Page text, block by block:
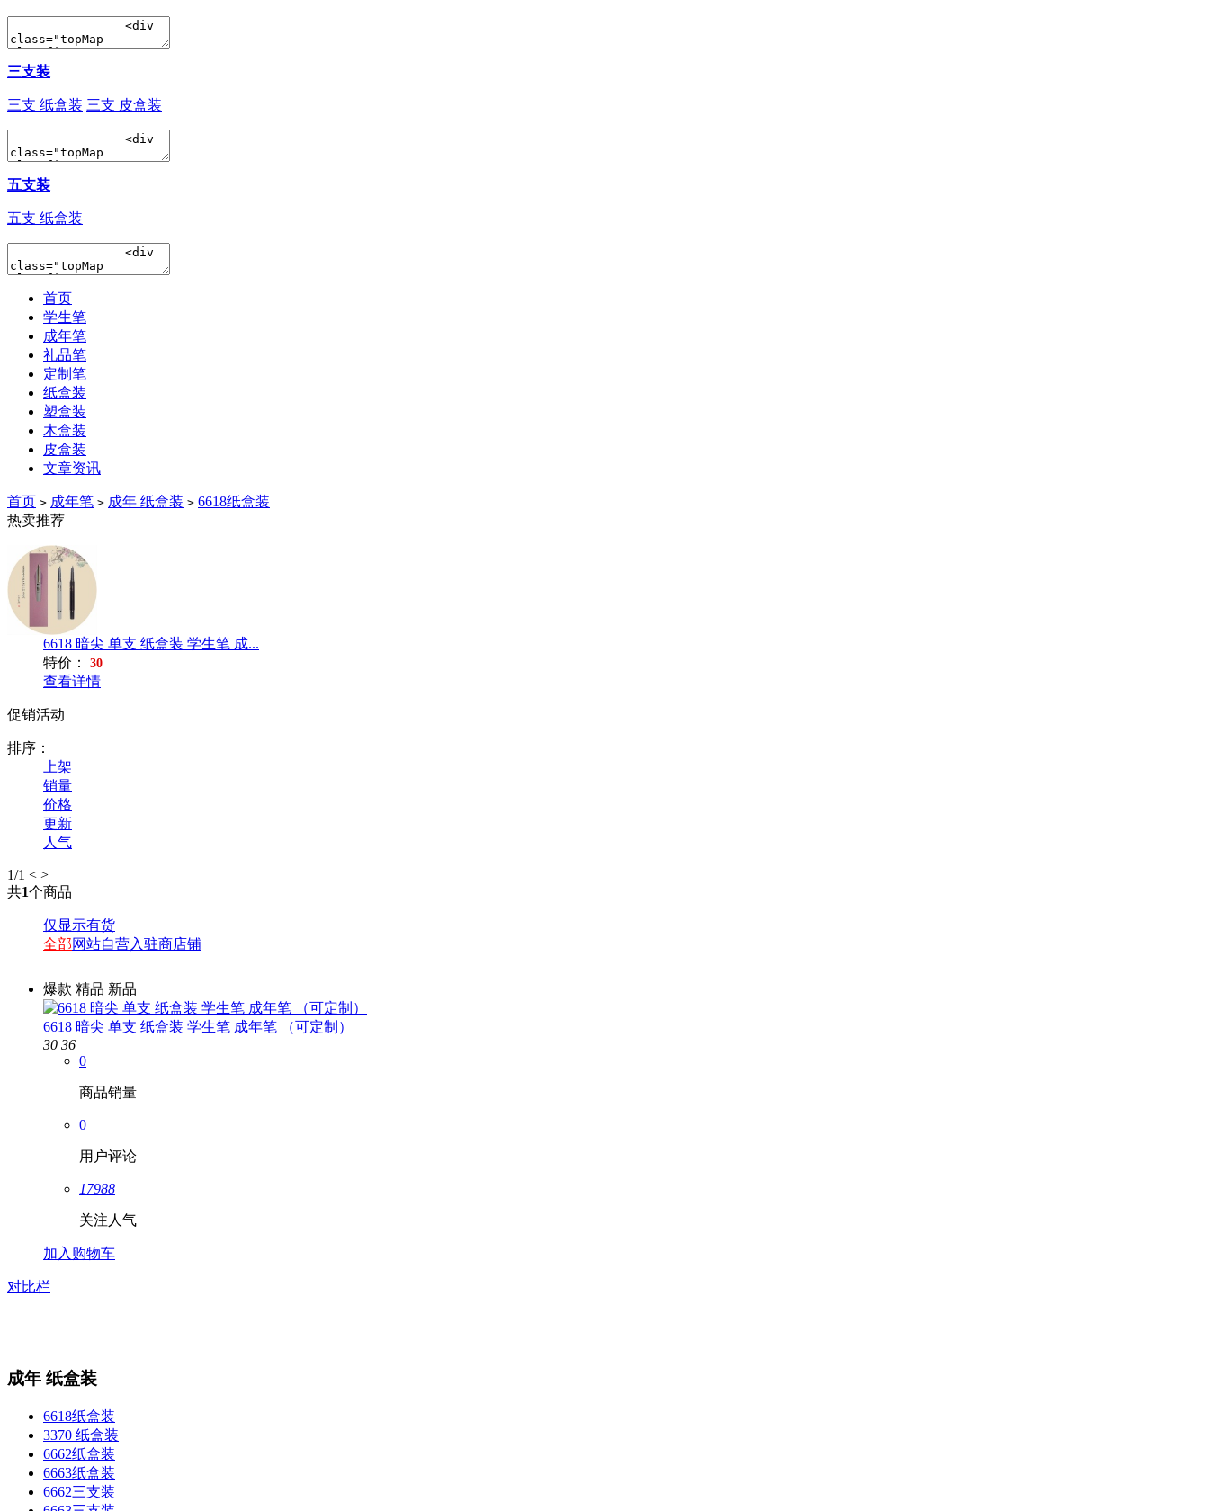
三支装
三支 纸盒装 三支 皮盒装
五支装
五支 纸盒装
首页
学生笔
成年笔
礼品笔
定制笔
纸盒装
塑盒装
木盒装
皮盒装
文章资讯
首页 > 成年笔 > 成年 纸盒装 > 6618纸盒装
热卖推荐
6618 暗尖 单支 纸盒装 学生笔 成...
特价：
30
查看详情
促销活动
排序：
上架
销量
价格
更新
人气
1/1 < >
共1个商品
仅显示有货
全部网站自营入驻商店铺
爆款 精品 新品
6618 暗尖 单支 纸盒装 学生笔 成年笔 （可定制）
30 36
0
商品销量
0
用户评论
17988
关注人气
加入购物车
对比栏
成年 纸盒装
6618纸盒装
3370 纸盒装
6662纸盒装
6663纸盒装
6662三支装